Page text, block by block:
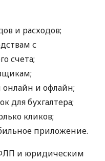
и расходов;
с
счета;
и офлайн;
для бухгалтера;
кликов;
приложение.
и юридическим